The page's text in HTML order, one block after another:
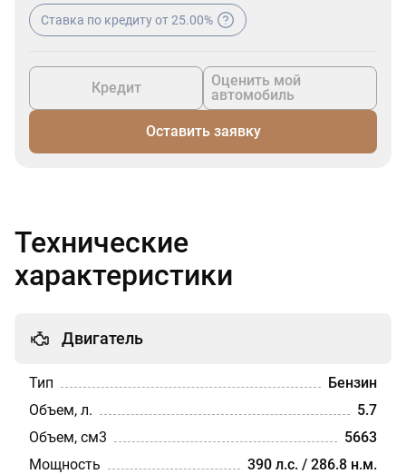
Ставка по кредиту от 25.00%
Кредит
Оценить мой
автомобиль
Оставить заявку
Технические
характеристики
Двигатель
Тип
Бензин
Объем, л.
5.7
Объем, см3
5663
Мощность
390 л.с. / 286.8 н.м.